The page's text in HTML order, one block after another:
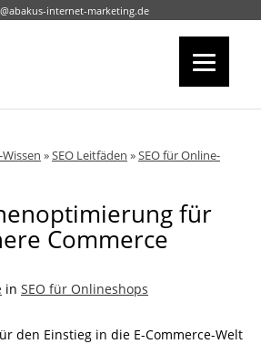
internet-marketing.de
Wissen »SEO Leitfäden »SEO für Online-
für
Commerce
in SEO für Onlineshops
den Einstieg in die E-Commerce-Welt